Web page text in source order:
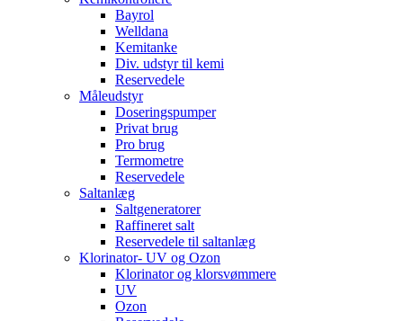
Bayrol
Welldana
Kemitanke
Div. udstyr til kemi
Reservedele
Måleudstyr
Doseringspumper
Privat brug
Pro brug
Termometre
Reservedele
Saltanlæg
Saltgeneratorer
Raffineret salt
Reservedele til saltanlæg
Klorinator- UV og Ozon
Klorinator og klorsvømmere
UV
Ozon